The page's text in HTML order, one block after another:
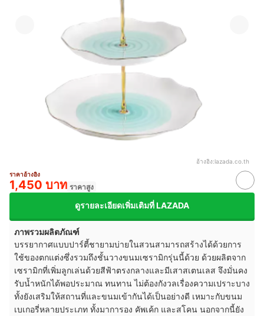
อ้างอิง:lazada.co.th
ราคาอ้างอิง
1,450 บาท ราคาสูง
ดูรายละเอียดเพิ่มเติมที่ LAZADA
ภาพรวมผลิตภัณฑ์
บรรยากาศแบบปาร์ตี้ชายามบ่ายในสวนสามารถสร้างได้ด้วยการ
ใช้ของตกแต่งซึ่งรวมถึงชั้นวางขนมเซรามิกรุ่นนี้ด้วย ด้วยผลิตจาก
เซรามิกที่เพิ่มลูกเล่นด้วยสีฟ้าตรงกลางและมีเสาสเตนเลส จึงมั่นคง
รับน้ำหนักได้พอประมาณ ทนทาน ไม่ต้องกังวลเรื่องความเปราะบาง
ทั้งยังเสริมให้สถานที่และขนมเข้ากันได้เป็นอย่างดี เหมาะกับขนม
เบเกอรี่หลายประเภท ทั้งมาการอง คัพเค้ก และสโคน นอกจากนี้ยัง